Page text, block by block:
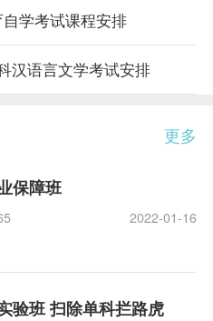
学考试课程安排
汉语言文学考试安排
更多
保障班
2022-01-16
验班 扫除单科拦路虎